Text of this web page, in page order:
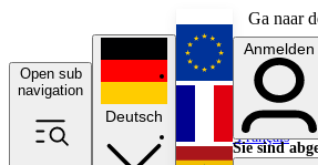
Ga naar
Open sub
navigation
Deutsch
English
Français
Anmelden
Sie sind